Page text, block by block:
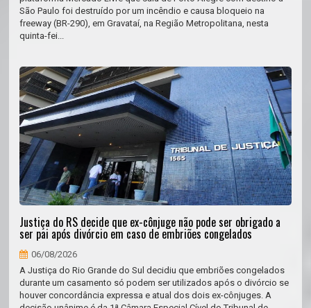
São Paulo foi destruído por um incêndio e causa bloqueio na
freeway (BR-290), em Gravataí, na Região Metropolitana, nesta
quinta-fei...
Justiça do RS decide que ex-cônjuge não pode ser obrigado a
ser pai após divórcio em caso de embriões congelados
06/08/2026
A Justiça do Rio Grande do Sul decidiu que embriões congelados
durante um casamento só podem ser utilizados após o divórcio se
houver concordância expressa e atual dos dois ex-cônjuges. A